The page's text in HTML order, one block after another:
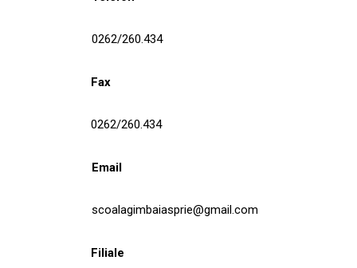
0262/260.434
Fax
0262/260.434
Email
scoalagimbaiasprie@gmail.com
Filiale